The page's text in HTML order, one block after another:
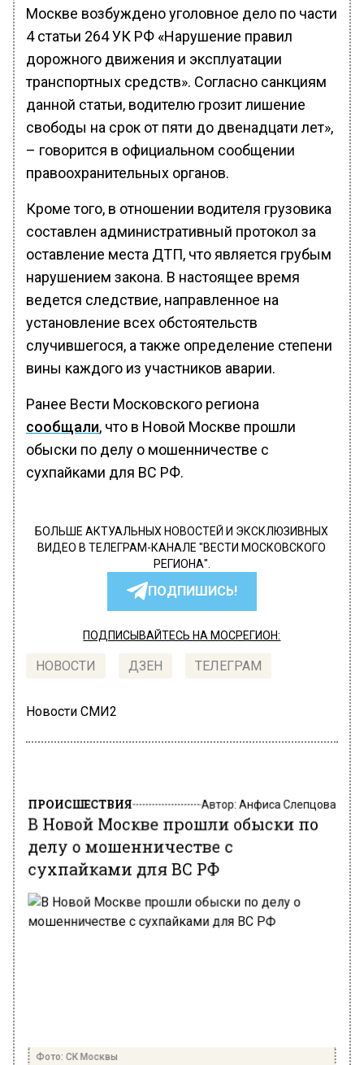
Москве возбуждено уголовное дело по части
4 статьи 264 УК РФ «Нарушение правил
дорожного движения и эксплуатации
транспортных средств». Согласно санкциям
данной статьи, водителю грозит лишение
свободы на срок от пяти до двенадцати лет»,
– говорится в официальном сообщении
правоохранительных органов.
Кроме того, в отношении водителя грузовика
составлен административный протокол за
оставление места ДТП, что является грубым
нарушением закона. В настоящее время
ведется следствие, направленное на
установление всех обстоятельств
случившегося, а также определение степени
вины каждого из участников аварии.
Ранее Вести Московского региона
сообщали, что в Новой Москве прошли
обыски по делу о мошенничестве с
сухпайками для ВС РФ.
БОЛЬШЕ АКТУАЛЬНЫХ НОВОСТЕЙ И ЭКСКЛЮЗИВНЫХ
ВИДЕО В ТЕЛЕГРАМ-КАНАЛЕ "ВЕСТИ МОСКОВСКОГО
РЕГИОНА".
ПОДПИШИСЬ!
ПОДПИСЫВАЙТЕСЬ НА МОСРЕГИОН:
НОВОСТИ ДЗЕН ТЕЛЕГРАМ
Новости СМИ2
ПРОИСШЕСТВИЯ
В Новой Москве прошли обыски по
делу о мошенничестве с
сухпайками для ВС РФ
Фото: СК Москвы